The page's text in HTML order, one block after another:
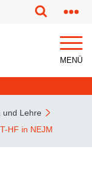
MENÜ
und Lehre
HF in NEJM